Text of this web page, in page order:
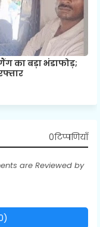
का बड़ा भंडाफोड़;
0टिप्पणियाँ
are Reviewed by